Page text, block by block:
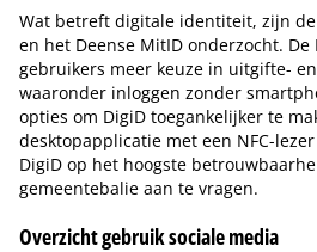
Wat betreft digitale identiteit, zijn
en het Deense MitID onderzocht.
gebruikers meer keuze in uitgifte-
waaronder inloggen zonder
opties om DigiD toegankelijker te
desktopapplicatie met een NFC-
DigiD op het hoogste
gemeentebalie aan te vragen.
Overzicht gebruik sociale media